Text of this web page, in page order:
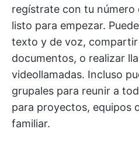
regístrate con tu
listo para empezar.
texto y de voz,
documentos, o realizar
videollamadas. Incluso
grupales para reunir a
para proyectos, equipos
familiar.